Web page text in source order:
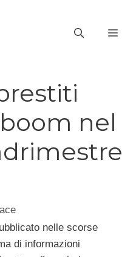
nel
nelle scorse
di informazioni